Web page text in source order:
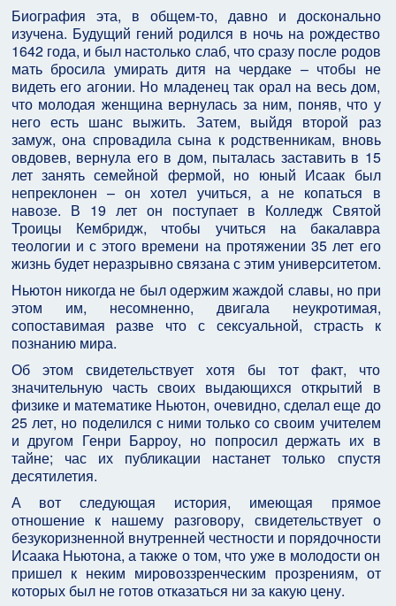
Биография эта, в общем-то, давно и досконально
изучена. Будущий гений родился в ночь на рождество
1642 года, и был настолько слаб, что сразу после родов
мать бросила умирать дитя на чердаке – чтобы не
видеть его агонии. Но младенец так орал на весь дом,
что молодая женщина вернулась за ним, поняв, что у
него есть шанс выжить. Затем, выйдя второй раз
замуж, она спровадила сына к родственникам, вновь
овдовев, вернула его в дом, пыталась заставить в 15
лет занять семейной фермой, но юный Исаак был
непреклонен – он хотел учиться, а не копаться в
навозе. В 19 лет он поступает в Колледж Святой
Троицы Кембридж, чтобы учиться на бакалавра
теологии и с этого времени на протяжении 35 лет его
жизнь будет неразрывно связана с этим университетом.
Ньютон никогда не был одержим жаждой славы, но при
этом им, несомненно, двигала неукротимая,
сопоставимая разве что с сексуальной, страсть к
познанию мира.
Об этом свидетельствует хотя бы тот факт, что
значительную часть своих выдающихся открытий в
физике и математике Ньютон, очевидно, сделал еще до
25 лет, но поделился с ними только со своим учителем
и другом Генри Барроу, но попросил держать их в
тайне; час их публикации настанет только спустя
десятилетия.
А вот следующая история, имеющая прямое
отношение к нашему разговору, свидетельствует о
безукоризненной внутренней честности и порядочности
Исаака Ньютона, а также о том, что уже в молодости он
пришел к неким мировоззренческим прозрениям, от
которых был не готов отказаться ни за какую цену.